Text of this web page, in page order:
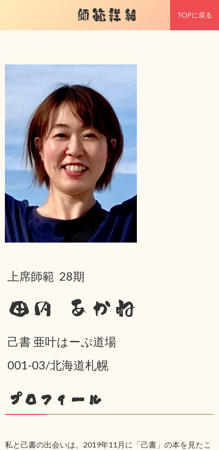
師範詳細 TOPに戻る
上席師範 28期
田内 あかね
己書 亜叶はーぷ道場
001-03/北海道札幌
プロフィール
私と己書の出会いは、2019年11月に「己書」の本を見たこ